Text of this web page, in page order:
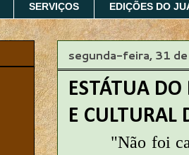
SERVIÇOS EDIÇÕES DO
segunda-feira, 31
ESTÁTUA DO
E CULTURAL
"Não foi